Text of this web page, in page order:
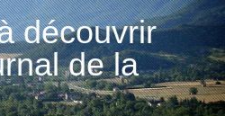
découvrir
de la